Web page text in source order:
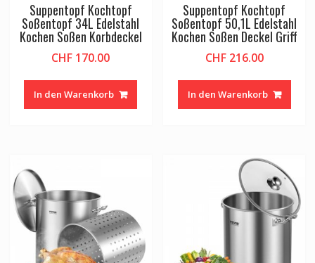
Suppentopf Kochtopf
Soßentopf 34L Edelstahl
Kochen Soßen Korbdeckel
CHF 170.00
In den Warenkorb
Suppentopf Kochtopf
Soßentopf 50,1L Edelstahl
Kochen Soßen Deckel Griff
CHF216.00
In den Warenkorb